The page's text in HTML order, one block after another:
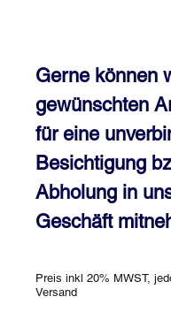
Gerne können
gewünschten
für eine
Besichtigung
Abholung in
Geschäft
Preis inkl 20% MWST,
Versand